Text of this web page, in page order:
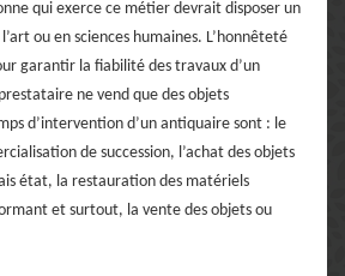
qui exerce ce métier devrait disposer un
ou en sciences humaines. L’honnêteté
garantir la fiabilité des travaux d’un
ne vend que des objets
d’intervention d’un antiquaire sont : le
de succession, l’achat des objets
état, la restauration des matériels
et surtout, la vente des objets ou